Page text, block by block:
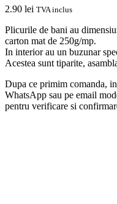
2.90 lei TVA inclus
Plicurile de bani au
carton mat de 250g/mp.
In interior au un buzunar
Acestea sunt tiparite,
Dupa ce primim comanda,
WhatsApp sau pe email
pentru verificare si